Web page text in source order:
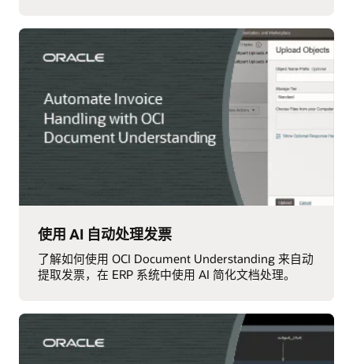
使用 AI 自动处理发票
了解如何使用 OCI Document Understanding 来自动
提取发票，在 ERP 系统中使用 AI 简化文档处理。